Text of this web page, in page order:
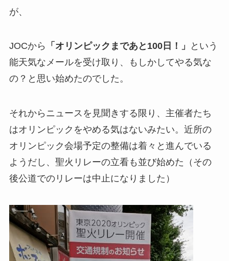
が、
JOCから 「オリンピックまであと100日！」
という
能天気なメールを受け取り、もしかしてやる気な
の？と思い始めたのでした。
それからニュースを見聞きする限り、主催者たち
はオリンピックをやめる気はないみたい。近所の
オリンピック会場予定の整備は着々と進んでいる
ようだし、聖火リレーの立看も並び始めた（その
後公道でのリレーは中止になりました）